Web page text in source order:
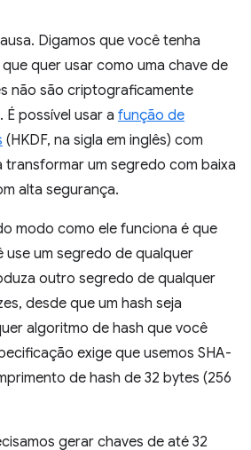
Digamos que você tenha
quer usar como uma chave de
não são criptograficamente
possível usar a função de
(HKDF, na sigla em inglês) com
transformar um segredo com baixa
alta segurança.
modo como ele funciona é que
use um segredo de qualquer
outro segredo de qualquer
desde que um hash seja
algoritmo de hash que você
exige que usemos SHA-
de hash de 32 bytes (256
gerar chaves de até 32